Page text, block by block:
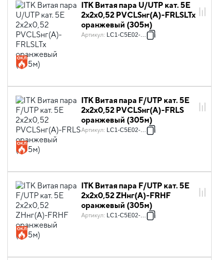
ITK Витая пара U/UTP кат. 5E
2х2х0,52 PVCLSнг(А)-FRLSLTx
оранжевый (305м)
Артикул: LC1-C5E02-197
ITK Витая пара F/UTP кат. 5E
2х2х0,52 PVCLSнг(А)-FRLS
оранжевый (305м)
Артикул: LC1-C5E02-357
ITK Витая пара F/UTP кат. 5E
2х2х0,52 ZHнг(А)-FRHF
оранжевый (305м)
Артикул: LC1-C5E02-367